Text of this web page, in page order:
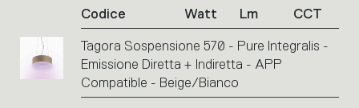
Cliccare
sul
singolo
Codice Watt Lm CCT
Tagora Sospensione 570 - Pure Integralis -
Emissione Diretta + Indiretta - APP
Compatible - Beige/Bianco